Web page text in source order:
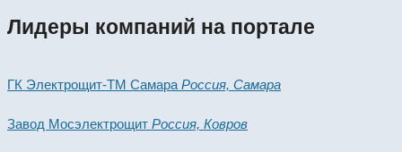
Лидеры компаний на портале
ГК Электрощит-ТМ Самара Россия, Самара
Завод Мосэлектрощит Россия, Ковров